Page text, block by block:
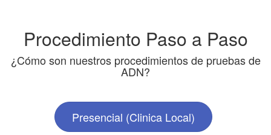
Procedimiento Paso a Paso
¿Cómo son nuestros procedimientos de pruebas de
ADN?
Presencial (Clinica Local)